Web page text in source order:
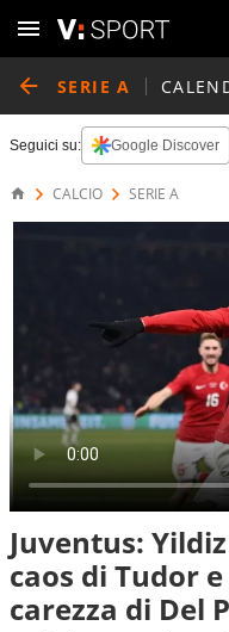
SERIE A
Seguici su: Google Discover
CALCIO SERIE A
Juventus:
caos di Tudor
carezza di Del